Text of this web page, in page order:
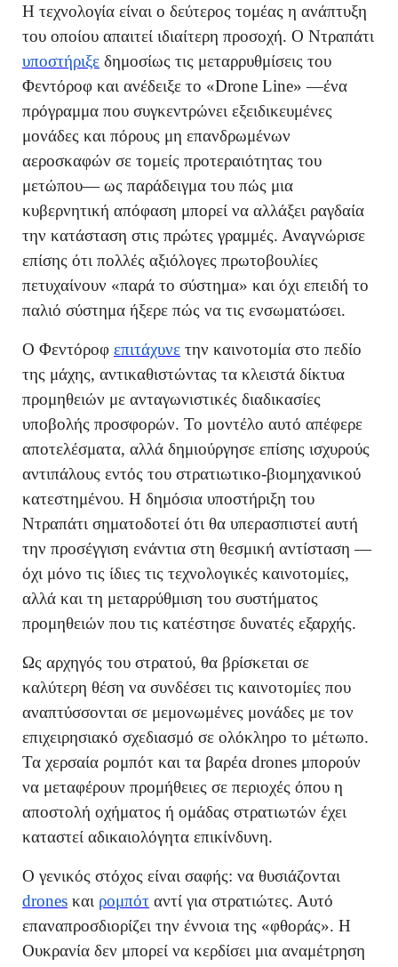
Η τεχνολογία είναι ο δεύτερος τομέας η ανάπτυξη
του οποίου απαιτεί ιδιαίτερη προσοχή. Ο Ντραπάτι
υποστήριξε δημοσίως τις μεταρρυθμίσεις του
Φεντόροφ και ανέδειξε το «Drone Line» —ένα
πρόγραμμα που συγκεντρώνει εξειδικευμένες
μονάδες και πόρους μη επανδρωμένων
αεροσκαφών σε τομείς προτεραιότητας του
μετώπου— ως παράδειγμα του πώς μια
κυβερνητική απόφαση μπορεί να αλλάξει ραγδαία
την κατάσταση στις πρώτες γραμμές. Αναγνώρισε
επίσης ότι πολλές αξιόλογες πρωτοβουλίες
πετυχαίνουν «παρά το σύστημα» και όχι επειδή το
παλιό σύστημα ήξερε πώς να τις ενσωματώσει.
Ο Φεντόροφ επιτάχυνε την καινοτομία στο πεδίο
της μάχης, αντικαθιστώντας τα κλειστά δίκτυα
προμηθειών με ανταγωνιστικές διαδικασίες
υποβολής προσφορών. Το μοντέλο αυτό απέφερε
αποτελέσματα, αλλά δημιούργησε επίσης ισχυρούς
αντιπάλους εντός του στρατιωτικο-βιομηχανικού
κατεστημένου. Η δημόσια υποστήριξη του
Ντραπάτι σηματοδοτεί ότι θα υπερασπιστεί αυτή
την προσέγγιση ενάντια στη θεσμική αντίσταση —
όχι μόνο τις ίδιες τις τεχνολογικές καινοτομίες,
αλλά και τη μεταρρύθμιση του συστήματος
προμηθειών που τις κατέστησε δυνατές εξαρχής.
Ως αρχηγός του στρατού, θα βρίσκεται σε
καλύτερη θέση να συνδέσει τις καινοτομίες που
αναπτύσσονται σε μεμονωμένες μονάδες με τον
επιχειρησιακό σχεδιασμό σε ολόκληρο το μέτωπο.
Τα χερσαία ρομπότ και τα βαρέα drones μπορούν
να μεταφέρουν προμήθειες σε περιοχές όπου η
αποστολή οχήματος ή ομάδας στρατιωτών έχει
καταστεί αδικαιολόγητα επικίνδυνη.
Ο γενικός στόχος είναι σαφής: να θυσιάζονται
drones και ρομπότ αντί για στρατιώτες. Αυτό
επαναπροσδιορίζει την έννοια της «φθοράς». Η
Ουκρανία δεν μπορεί να κερδίσει μια αναμέτρηση